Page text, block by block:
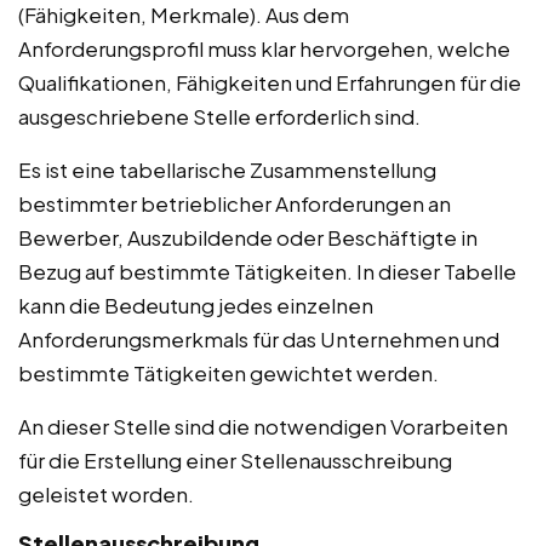
(Fähigkeiten, Merkmale). Aus dem
Anforderungsprofil muss klar hervorgehen, welche
Qualifikationen, Fähigkeiten und Erfahrungen für die
ausgeschriebene Stelle erforderlich sind.
Es ist eine tabellarische Zusammenstellung
bestimmter betrieblicher Anforderungen an
Bewerber, Auszubildende oder Beschäftigte in
Bezug auf bestimmte Tätigkeiten. In dieser Tabelle
kann die Bedeutung jedes einzelnen
Anforderungsmerkmals für das Unternehmen und
bestimmte Tätigkeiten gewichtet werden.
An dieser Stelle sind die notwendigen Vorarbeiten
für die Erstellung einer Stellenausschreibung
geleistet worden.